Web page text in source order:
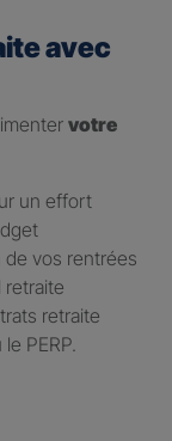
avec
votre
un effort
vos rentrées
retraite
retraite
PERP.